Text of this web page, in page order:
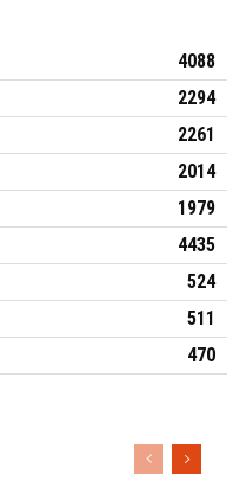
4088
2294
2261
2014
1979
4435
524
511
470